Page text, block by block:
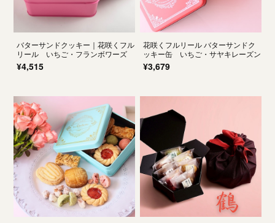
バターサンドクッキー｜花咲くフル
リール いちご・フランボワーズ
¥4,515
花咲くフルリール バターサンドク
ッキー缶 いちご・サヤキレーズン
¥3,679